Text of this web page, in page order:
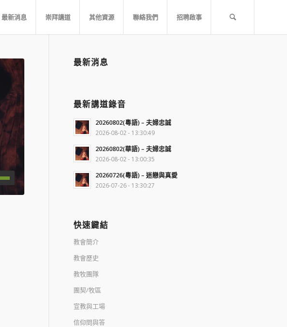
最新消息 崇拜講道 其他資源 聯絡我們 招聘啟事
最新消息
最新講道錄音
20260802(粵語) – 夫婦忠誠
2026-08-02 - 13:30:49
20260802(華語) – 夫婦忠誠
2026-08-02 - 13:00:35
20260726(粵語) – 迷戀與真愛
2026-07-26 - 13:30:27
快速鍵結
教會簡介
教會歷史
教牧團隊
團契/牧區
宣教與工場
信仰問與答